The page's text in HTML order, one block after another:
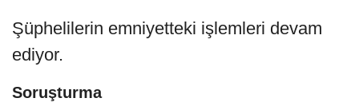
Şüphelilerin emniyetteki işlemleri devam
ediyor.
Soruşturma